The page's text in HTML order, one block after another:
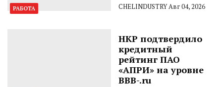
РАБОТА CHELINDUSTRYАвг 04, 2026
НКР подтвердило
кредитный
рейтинг ПАО
«АПРИ» на уровне
BBB-.ru